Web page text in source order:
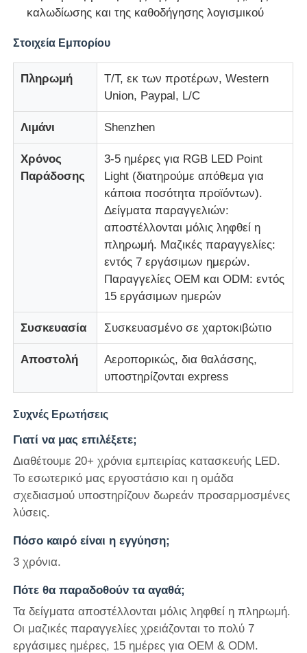
καλωδίωσης και της καθοδήγησης λογισμικού
Στοιχεία Εμπορίου
Πληρωμή
T/T, εκ των προτέρων, Western
Union, Paypal, L/C
Λιμάνι Shenzhen
Χρόνος
Παράδοσης
3-5 ημέρες για RGB LED Point
Light (διατηρούμε απόθεμα για
κάποια ποσότητα προϊόντων).
Δείγματα παραγγελιών:
αποστέλλονται μόλις ληφθεί η
πληρωμή. Μαζικές παραγγελίες:
εντός 7 εργάσιμων ημερών.
Παραγγελίες OEM και ODM: εντός
15 εργάσιμων ημερών
Συσκευασία Συσκευασμένο σε χαρτοκιβώτιο
Αποστολή
Αεροπορικώς, δια θαλάσσης,
υποστηρίζονται express
Συχνές Ερωτήσεις
Γιατί να μας επιλέξετε;
Διαθέτουμε 20+ χρόνια εμπειρίας κατασκευής LED.
Το εσωτερικό μας εργοστάσιο και η ομάδα
σχεδιασμού υποστηρίζουν δωρεάν προσαρμοσμένες
λύσεις.
Πόσο καιρό είναι η εγγύηση;
3 χρόνια.
Πότε θα παραδοθούν τα αγαθά;
Τα δείγματα αποστέλλονται μόλις ληφθεί η πληρωμή.
Οι μαζικές παραγγελίες χρειάζονται το πολύ 7
εργάσιμες ημέρες, 15 ημέρες για OEM & ODM.